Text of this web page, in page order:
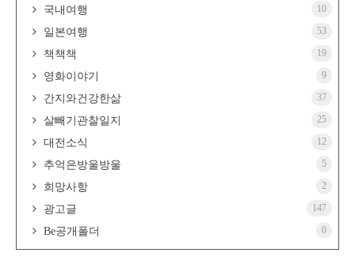
국내여행 10
일본여행 53
책책책 19
영화이야기 9
간지와건강한삶 37
살빼기관찰일지 25
대전소식 12
추억은방울방울 5
희망사항 2
광고글 147
Be공개폴더 0